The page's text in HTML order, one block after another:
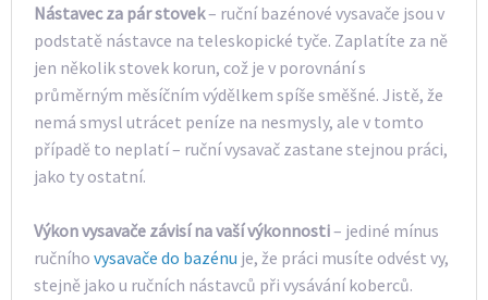
Nástavec za pár stovek– ruční bazénové vysavače jsou v
podstatě nástavce na teleskopické tyče. Zaplatíte za ně
jen několik stovek korun, což je v porovnání s
průměrným měsíčním výdělkem spíše směšné. Jistě, že
nemá smysl utrácet peníze na nesmysly, ale v tomto
případě to neplatí – ruční vysavač zastane stejnou práci,
jako ty ostatní.
Výkon vysavače závisí na vaší výkonnosti– jediné mínus
ručního vysavače do bazénu je, že práci musíte odvést vy,
stejně jako u ručních nástavců při vysávání koberců.